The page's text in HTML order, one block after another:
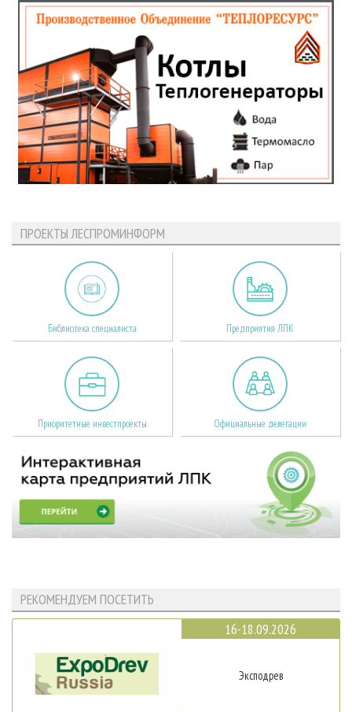
ПРОЕКТЫ ЛЕСПРОМИНФОРМ
Библиотека специалиста Предприятия ЛПК
Приоритетные инвестпроекты Официальные делегации
РЕКОМЕНДУЕМ ПОСЕТИТЬ
16-18.09.2026
Эксподрев